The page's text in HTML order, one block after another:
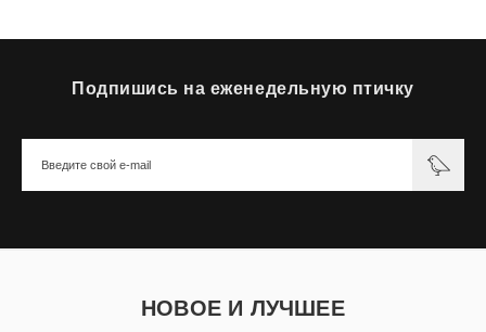
Подпишись на еженедельную птичку
НОВОЕ И ЛУЧШЕЕ